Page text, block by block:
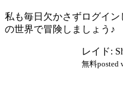
私も毎日欠かさずログイ
の世界で冒険しましょう♪
レイド:
無料posted